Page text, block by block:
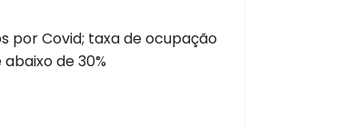
por Covid; taxa de ocupação
de 30%